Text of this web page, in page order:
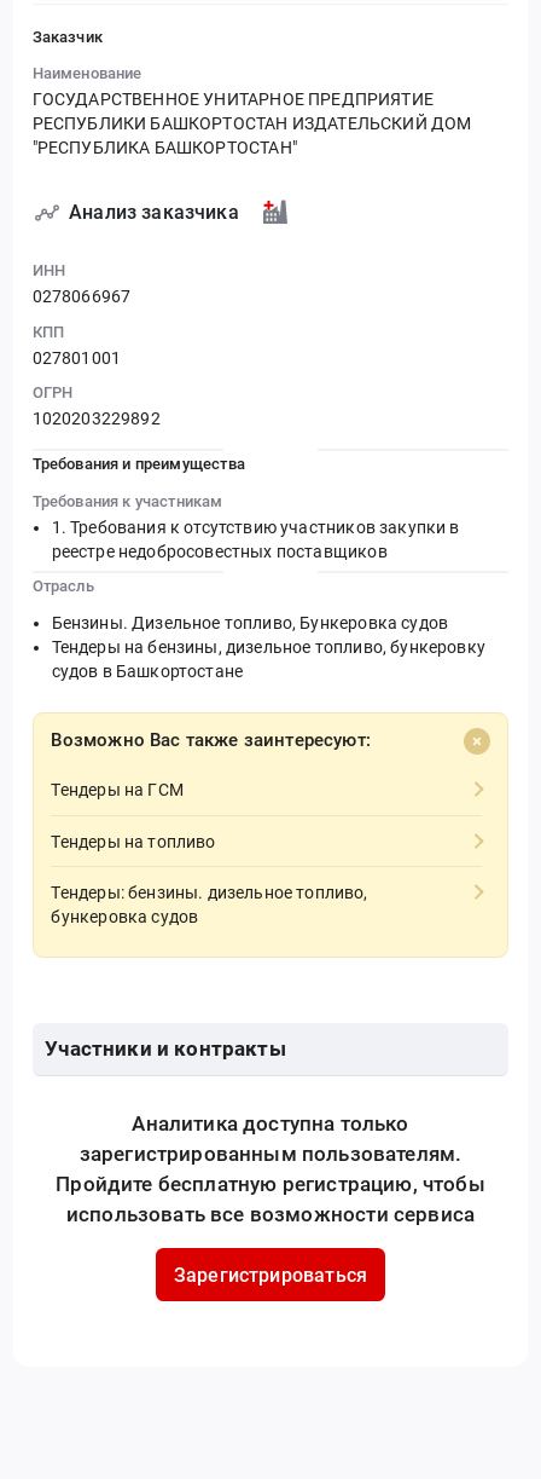
Заказчик
Наименование
ГОСУДАРСТВЕННОЕ УНИТАРНОЕ ПРЕДПРИЯТИЕ
РЕСПУБЛИКИ БАШКОРТОСТАН ИЗДАТЕЛЬСКИЙ ДОМ
"РЕСПУБЛИКА БАШКОРТОСТАН"
Анализ заказчика
ИНН
0278066967
КПП
027801001
ОГРН
1020203229892
Требования и преимущества
Требования к участникам
Требования к отсутствию участников закупки в
реестре недобросовестных поставщиков
Отрасль
Бензины. Дизельное топливо, Бункеровка судов
Тендеры на бензины, дизельное топливо, бункеровку
судов в Башкортостане
Возможно Вас также заинтересуют:
Тендеры на ГСМ
Тендеры на топливо
Тендеры: бензины. дизельное топливо,
бункеровка судов
Участники и контракты
Аналитика доступна только
зарегистрированным пользователям.
Пройдите бесплатную регистрацию, чтобы
использовать все возможности сервиса
Зарегистрироваться